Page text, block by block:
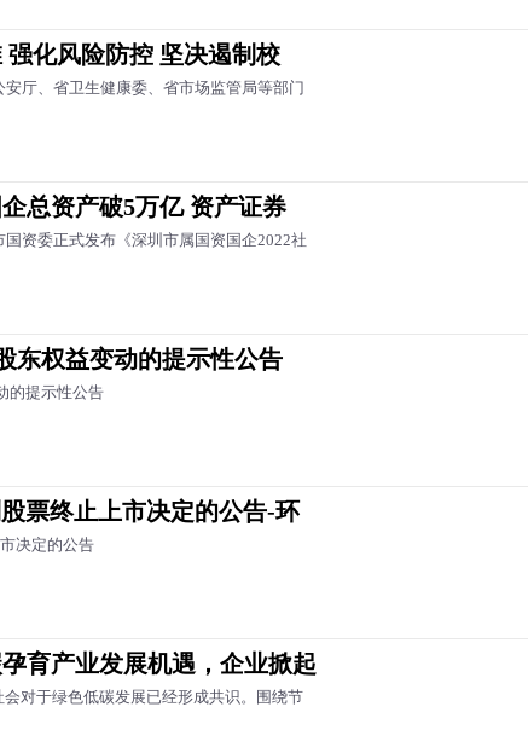
化风险防控 坚决遏制校
厅、省卫生健康委、省市场监管局等部门
总资产破5万亿 资产证券
资委正式发布《深圳市属国资国企2022社
东权益变动的提示性公告
的提示性公告
票终止上市决定的公告-环
决定的公告
育产业发展机遇，企业掀起
对于绿色低碳发展已经形成共识。围绕节